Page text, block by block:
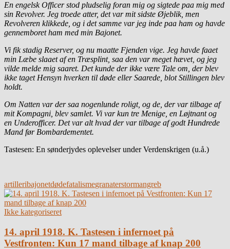
En engelsk Officer stod pludselig foran mig og sigtede paa mig med
sin Revolver. Jeg troede atter, det var mit sidste Øjeblik, men
Revolveren klikkede, og i det samme var jeg inde paa ham og havde
gennemboret ham med min Bajonet.
Vi fik stadig Reserver, og nu maatte Fjenden vige. Jeg havde faaet
min Læbe slaaet af en Træsplint, saa den var meget hævet, og jeg
vilde melde mig saaret. Det kunde der ikke være Tale om, der blev
ikke taget Hensyn hverken til døde eller Saarede, blot Stillingen blev
holdt.
Om Natten var der saa nogenlunde roligt, og de, der var tilbage af
mit Kompagni, blev samlet. Vi var kun tre Menige, en Løjtnant og
en Underofficer. Det var alt hvad der var tilbage af godt Hundrede
Mand før Bombardementet.
Tastesen: En sønderjydes oplevelser under Verdenskrigen (u.å.)
artilleribajonetdødefatalismegranaterstormangreb
Ikke kategoriseret
14. april 1918. K. Tastesen i infernoet på
Vestfronten: Kun 17 mand tilbage af knap 200